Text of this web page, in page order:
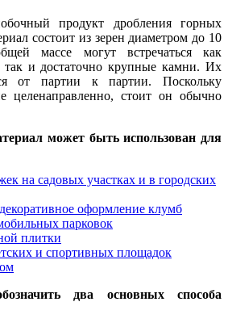
продукт дробления горных
состоит из зерен диаметром до 10
массе могут встречаться как
и достаточно крупные камни. Их
от партии к партии. Поскольку
е целенаправленно, стоит он обычно
может быть использован для
на садовых участках и в городских
оформление клумб
парковок
плитки
и спортивных площадок
два основных способа